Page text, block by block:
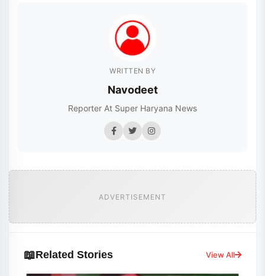
WRITTEN BY
Navodeet
Reporter At Super Haryana News
ADVERTISEMENT
📖Related Stories View All